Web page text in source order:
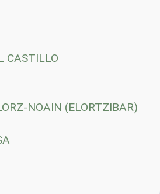
CASTILLO
NOAIN (ELORTZIBAR)